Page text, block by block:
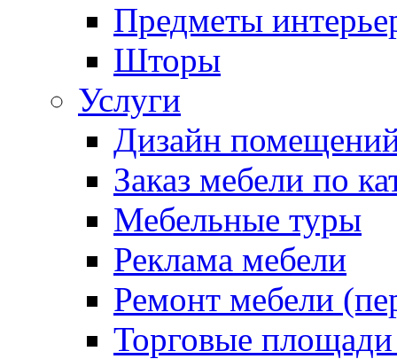
Предметы
Шторы
Услуги
Дизайн
Заказ мебели по
Мебельные туры
Реклама мебели
Ремонт мебели
Торговые